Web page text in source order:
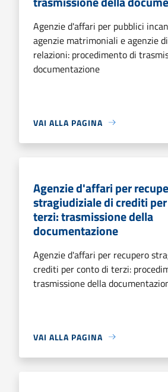
Agenzie d'affari per pubblici
agenzie matrimoniali e agenzie
relazioni: procedimento di
documentazione
VAI ALLA PAGINA
Agenzie d'affari per
stragiudiziale di crediti
terzi: trasmissione della
documentazione
Agenzie d'affari per recupero
crediti per conto di terzi:
trasmissione della
VAI ALLA PAGINA